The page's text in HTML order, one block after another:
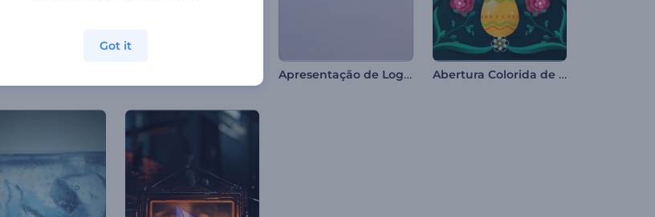
Apresentação de Logo - Camadas Invertidas Abertura Colorida de Páscoa
Got it